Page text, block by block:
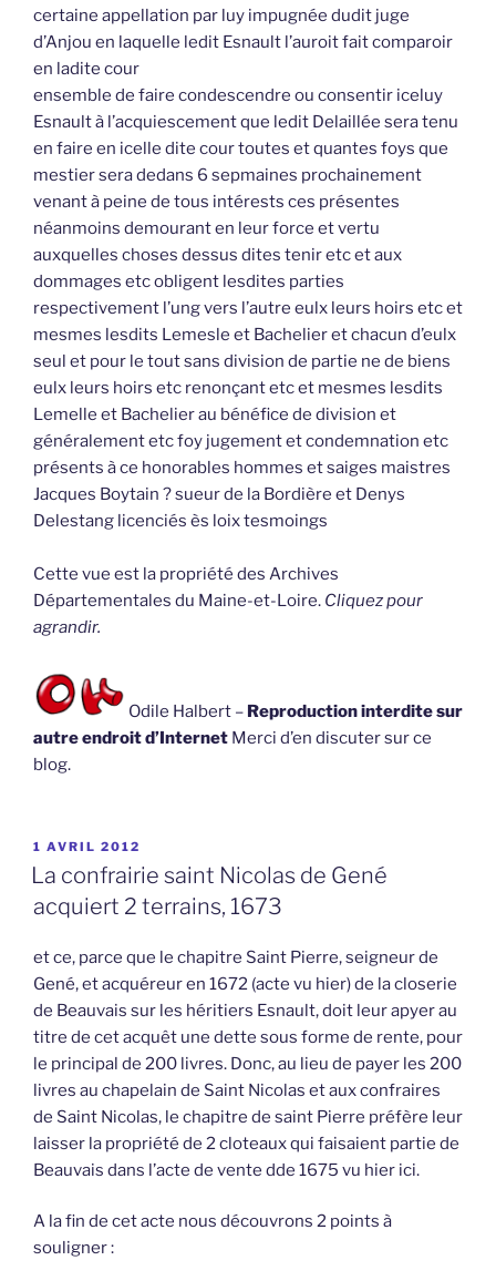
certaine appellation par luy impugnée dudit juge
d’Anjou en laquelle ledit Esnault l’auroit fait comparoir
en ladite cour
ensemble de faire condescendre ou consentir iceluy
Esnault à l’acquiescement que ledit Delaillée sera tenu
en faire en icelle dite cour toutes et quantes foys que
mestier sera dedans 6 sepmaines prochainement
venant à peine de tous intérests ces présentes
néanmoins demourant en leur force et vertu
auxquelles choses dessus dites tenir etc et aux
dommages etc obligent lesdites parties
respectivement l’ung vers l’autre eulx leurs hoirs etc et
mesmes lesdits Lemesle et Bachelier et chacun d’eulx
seul et pour le tout sans division de partie ne de biens
eulx leurs hoirs etc renonçant etc et mesmes lesdits
Lemelle et Bachelier au bénéfice de division et
généralement etc foy jugement et condemnation etc
présents à ce honorables hommes et saiges maistres
Jacques Boytain ? sueur de la Bordière et Denys
Delestang licenciés ès loix tesmoings
Cette vue est la propriété des Archives
Départementales du Maine-et-Loire. Cliquez pour
agrandir.
Odile Halbert – Reproduction interdite sur
autre endroit d’Internet Merci d’en discuter sur ce
blog.
PUBLIÉ
LE
1 AVRIL 2012
La confrairie saint Nicolas de Gené
acquiert 2 terrains, 1673
et ce, parce que le chapitre Saint Pierre, seigneur de
Gené, et acquéreur en 1672 (acte vu hier) de la closerie
de Beauvais sur les héritiers Esnault, doit leur apyer au
titre de cet acquêt une dette sous forme de rente, pour
le principal de 200 livres. Donc, au lieu de payer les 200
livres au chapelain de Saint Nicolas et aux confraires
de Saint Nicolas, le chapitre de saint Pierre préfère leur
laisser la propriété de 2 cloteaux qui faisaient partie de
Beauvais dans l’acte de vente dde 1675 vu hier ici.
A la fin de cet acte nous découvrons 2 points à
souligner :